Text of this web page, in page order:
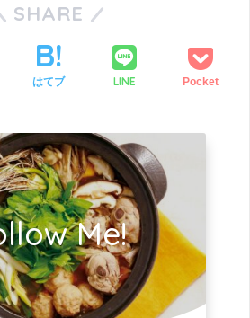
SHARE
はてブ LINE Pocket
Me!